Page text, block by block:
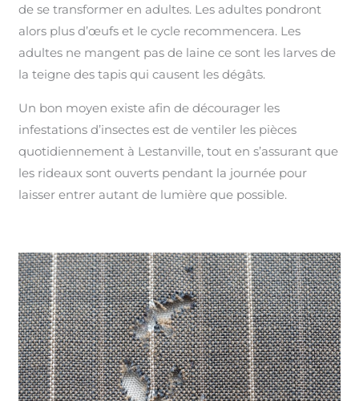
de se transformer en adultes. Les adultes pondront
alors plus d’œufs et le cycle recommencera. Les
adultes ne mangent pas de laine ce sont les larves de
la teigne des tapis qui causent les dégâts.
Un bon moyen existe afin de décourager les
infestations d’insectes est de ventiler les pièces
quotidiennement à Lestanville, tout en s’assurant que
les rideaux sont ouverts pendant la journée pour
laisser entrer autant de lumière que possible.